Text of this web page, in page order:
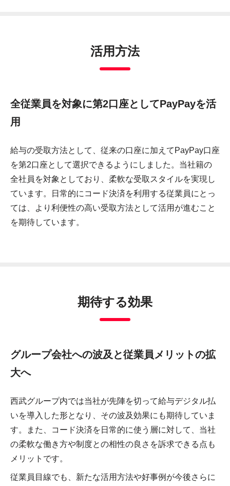
活用方法
全従業員を対象に第2口座としてPayPayを活
用
給与の受取方法として、従来の口座に加えてPayPay口座
を第2口座として選択できるようにしました。当社籍の
全社員を対象としており、柔軟な受取スタイルを実現し
ています。日常的にコード決済を利用する従業員にとっ
ては、より利便性の高い受取方法として活用が進むこと
を期待しています。
期待する効果
グループ会社への波及と従業員メリットの拡
大へ
西武グループ内では当社が先陣を切って給与デジタル払
いを導入した形となり、その波及効果にも期待していま
す。また、コード決済を日常的に使う層に対して、当社
の柔軟な働き方や制度との相性の良さを訴求できる点も
メリットです。
従業員目線でも、新たな活用方法や好事例が今後さらに